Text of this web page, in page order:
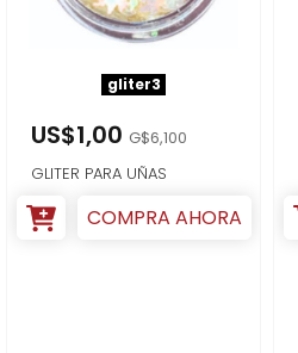
gliter3
US$1,00 G$6,100
GLITER PARA UÑAS
COMPRA AHORA